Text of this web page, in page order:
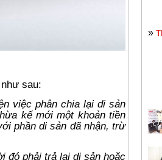
sau:
việc phân chia lại di sản
kế mới một khoản tiền
phần di sản đã nhận, trừ
đó phải trả lại di sản hoặc
»